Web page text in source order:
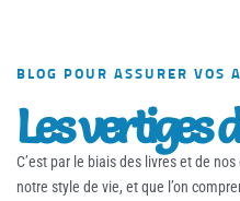
BLOG POUR ASSURER VOS
Les vertiges
C’est par le biais des livres et de
notre style de vie, et que l’on